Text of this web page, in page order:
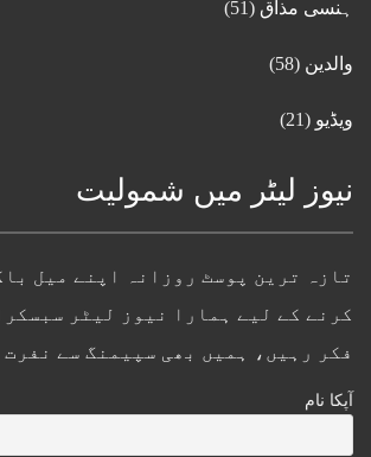
ہنسی مذاق (51)
والدین (58)
ویڈیو (21)
نیوز لیٹر میں شمولیت
تازہ ترین پوسٹ روزانہ اپنے میل
کرنے کے لیے ہمارا نیوز لیٹر
فکر رہیں، ہمیں بھی سپیمنگ سے نفرت
آپکا نام